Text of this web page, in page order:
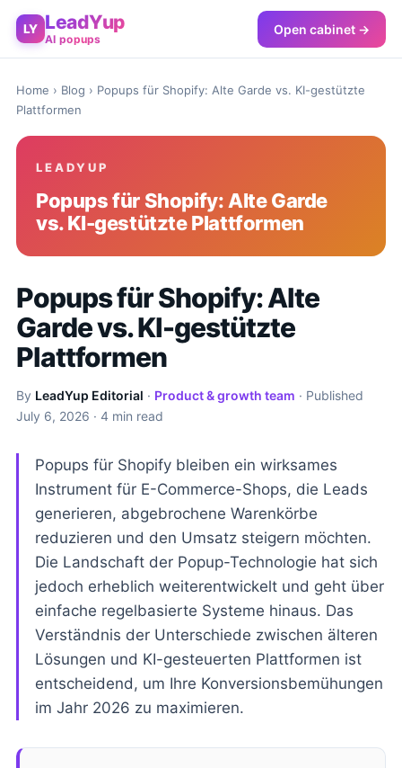
LY LeadYup
AI popups
Open cabinet →
Home › Blog › Popups für Shopify: Alte Garde vs. KI-gestützte
Plattformen
LEADYUP
Popups für Shopify: Alte Garde
vs. KI-gestützte Plattformen
Popups für Shopify: Alte
Garde vs. KI-gestützte
Plattformen
By LeadYup Editorial · Product & growth team · Published
July 6, 2026 · 4 min read
Popups für Shopify bleiben ein wirksames
Instrument für E-Commerce-Shops, die Leads
generieren, abgebrochene Warenkörbe
reduzieren und den Umsatz steigern möchten.
Die Landschaft der Popup-Technologie hat sich
jedoch erheblich weiterentwickelt und geht über
einfache regelbasierte Systeme hinaus. Das
Verständnis der Unterschiede zwischen älteren
Lösungen und KI-gesteuerten Plattformen ist
entscheidend, um Ihre Konversionsbemühungen
im Jahr 2026 zu maximieren.